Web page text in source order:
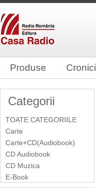
Produse Cronici
Categorii
TOATE CATEGORIILE
Carte
Carte+CD(Audiobook)
CD Audiobook
CD Muzica
E-Book